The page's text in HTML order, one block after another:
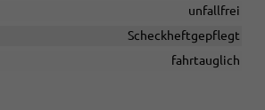
unfallfrei
Scheckheftgepflegt
fahrtauglich